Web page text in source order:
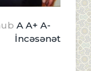
A A+ A-
İncəsənət